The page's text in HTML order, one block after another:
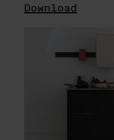
Download